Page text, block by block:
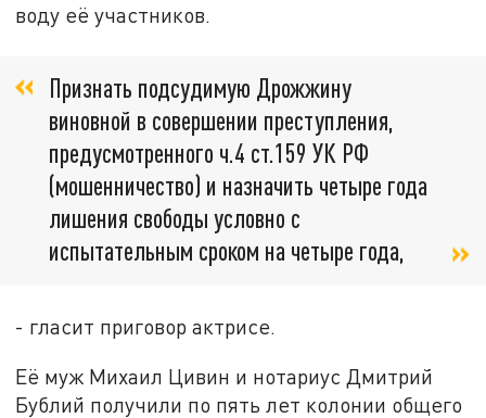
воду её участников.
Признать подсудимую Дрожжину
виновной в совершении преступления,
предусмотренного ч.4 ст.159 УК РФ
(мошенничество) и назначить четыре года
лишения свободы условно с
испытательным сроком на четыре года,
- гласит приговор актрисе.
Её муж Михаил Цивин и нотариус Дмитрий
Бублий получили по пять лет колонии общего